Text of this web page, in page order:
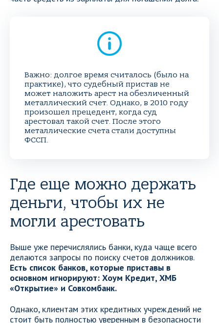
Важно: долгое время считалось (было на
практике), что судебный пристав не
может наложить арест на обезличенный
металлический счет. Однако, в 2010 году
произошел прецедент, когда суд
арестовал такой счет. После этого
металлические счета стали доступны
ФССП.
Где еще можно держать
деньги, чтобы их не
могли арестовать
Выше уже перечислялись банки, куда чаще всего
делаются запросы по поиску счетов должников.
Есть список банков, которые приставы в
основном игнорируют: Хоум Кредит, ХМБ
«Открытие» и Совкомбанк.
Однако, клиентам этих кредитных учреждений не
стоит быть полностью уверенным в безопасности